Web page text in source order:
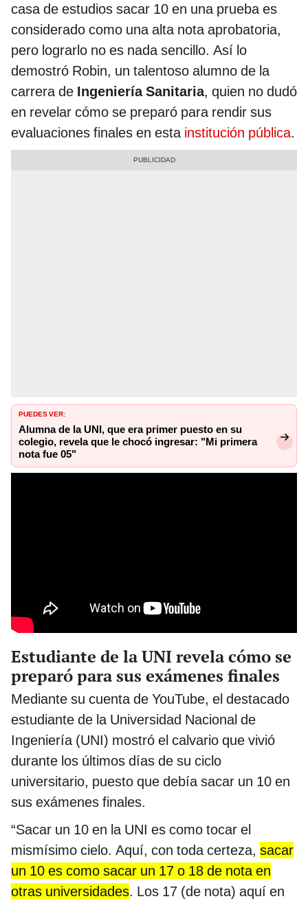
casa de estudios sacar 10 en una prueba es
considerado como una alta nota aprobatoria,
pero lograrlo no es nada sencillo. Así lo
demostró Robin, un talentoso alumno de la
carrera de Ingeniería Sanitaria, quien no dudó
en revelar cómo se preparó para rendir sus
evaluaciones finales en esta institución pública.
PUEDES VER:
Alumna de la UNI, que era primer puesto en su
colegio, revela que le chocó ingresar: "Mi primera
nota fue 05"
Estudiante de la UNI revela cómo se
preparó para sus exámenes finales
Mediante su cuenta de YouTube, el destacado
estudiante de la Universidad Nacional de
Ingeniería (UNI) mostró el calvario que vivió
durante los últimos días de su ciclo
universitario, puesto que debía sacar un 10 en
sus exámenes finales.
“Sacar un 10 en la UNI es como tocar el
mismísimo cielo. Aquí, con toda certeza, sacar
un 10 es como sacar un 17 o 18 de nota en
otras universidades. Los 17 (de nota) aquí en